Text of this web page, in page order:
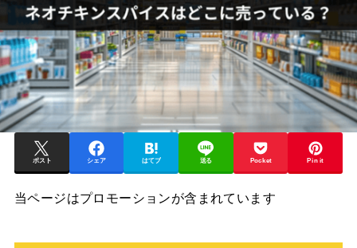
ポスト シェア はてブ 送る Pocket Pin it
当ページはプロモーションが含まれています